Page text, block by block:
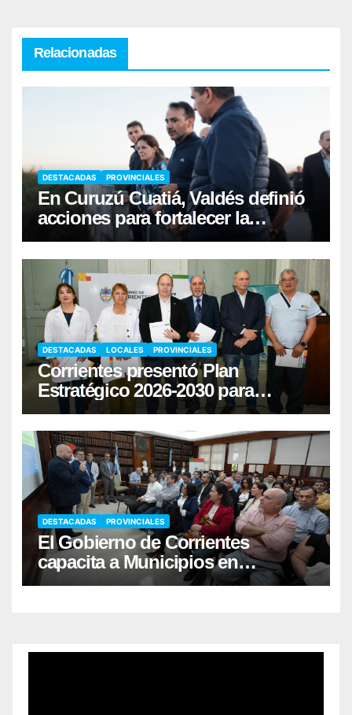
Relacionadas
DESTACADAS PROVINCIALES
En Curuzú Cuatiá, Valdés definió
acciones para fortalecer la
infraestructura hídrica
DESTACADAS LOCALES PROVINCIALES
Corrientes presentó Plan
Estratégico 2026-2030 para
fortalecer la donación de órganos
DESTACADAS PROVINCIALES
El Gobierno de Corrientes
capacita a Municipios en
Responsabilidad Fiscal